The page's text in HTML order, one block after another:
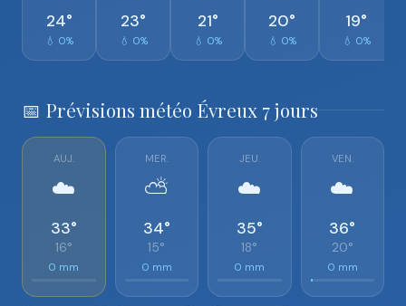
24°
💧 0%
23°
💧 0%
21°
💧 0%
20°
💧 0%
19°
💧 0%
📅 Prévisions météo Évreux 7 jours
AUJ.
☁️
33°
16°
0 mm
MER.
⛅
34°
15°
0 mm
JEU.
☁️
35°
18°
0 mm
VEN.
☁️
36°
20°
0 mm